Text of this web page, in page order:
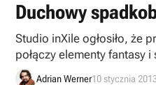
Duchowy
Studio inXile ogłosiło, że
połączy elementy fantasy
Adrian Werner10 stycznia